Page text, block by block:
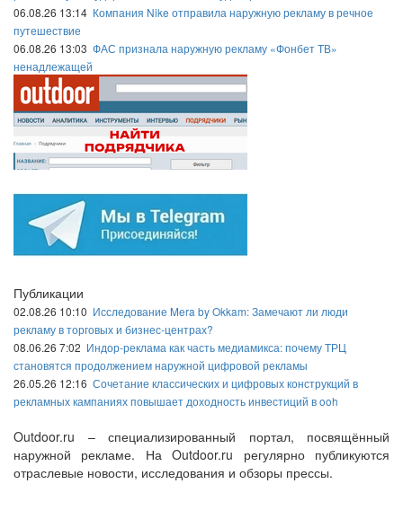
06.08.26 13:14 Компания Nike отправила наружную рекламу в речное
путешествие
06.08.26 13:03 ФАС признала наружную рекламу «Фонбет ТВ»
ненадлежащей
Публикации
02.08.26 10:10 Исследование Mera by Okkam: Замечают ли люди
рекламу в торговых и бизнес-центрах?
08.06.26 7:02 Индор-реклама как часть медиамикса: почему ТРЦ
становятся продолжением наружной цифровой рекламы
26.05.26 12:16 Сочетание классических и цифровых конструкций в
рекламных кампаниях повышает доходность инвестиций в ooh
Outdoor.ru – специализированный портал, посвящённый
наружной рекламе. На Outdoor.ru регулярно публикуются
отраслевые новости, исследования и обзоры прессы.